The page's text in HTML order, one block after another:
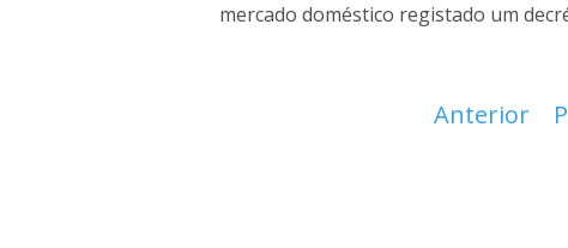
mercado doméstico registado um
Anterior